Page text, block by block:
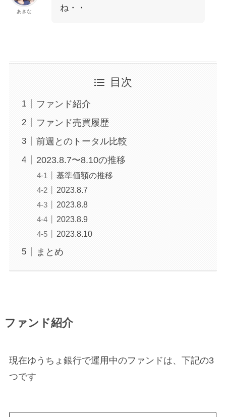
あきな
ね・・
目次
ファンド紹介
ファンド売買履歴
前週とのトータル比較
2023.8.7〜8.10の推移
基準価額の推移
2023.8.7
2023.8.8
2023.8.9
2023.8.10
まとめ
ファンド紹介
現在ゆうちょ銀行で運用中のファンドは、下記の3
つです